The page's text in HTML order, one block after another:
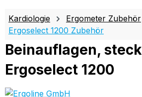
Kardiologie
Ergometer Zubehör
Ergoselect 1200 Zubehör
Beinauflagen,
Ergoselect 1200